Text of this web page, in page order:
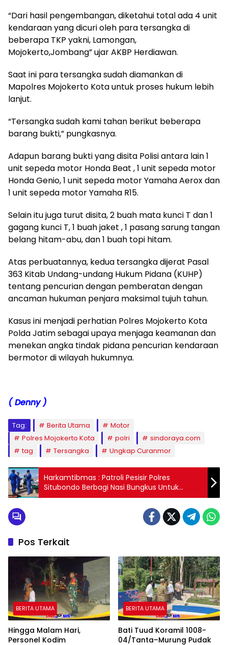
“Dari hasil pengembangan, diketahui total ada 4 unit
kendaraan yang dicuri oleh para tersangka di
beberapa TKP yakni, Lamongan,
Mojokerto,Jombang” ujar AKBP Herdiawan.
Saat ini para tersangka sudah diamankan di
Mapolres Mojokerto Kota untuk proses hukum lebih
lanjut.
“Tersangka sudah kami tahan berikut beberapa
barang bukti,” pungkasnya.
Adapun barang bukti yang disita Polisi antara lain 1
unit sepeda motor Honda Beat , 1 unit sepeda motor
Honda Genio, 1 unit sepeda motor Yamaha Aerox dan
1 unit sepeda motor Yamaha R15.
Selain itu juga turut disita, 2 buah mata kunci T dan 1
gagang kunci T, 1 buah jaket , 1 pasang sarung tangan
belang hitam-abu, dan 1 buah topi hitam.
Atas perbuatannya, kedua tersangka dijerat Pasal
363 Kitab Undang-undang Hukum Pidana (KUHP)
tentang pencurian dengan pemberatan dengan
ancaman hukuman penjara maksimal tujuh tahun.
Kasus ini menjadi perhatian Polres Mojokerto Kota
Polda Jatim sebagai upaya menjaga keamanan dan
menekan angka tindak pidana pencurian kendaraan
bermotor di wilayah hukumnya.
( Denny )
Tag: Berita Utama
Motor
Polres Mojokerto Kota
polri
sindoraya.com
tag
Tersangka Ungkap Curanmor
Harkamtibmas : Patroli Pesisir Polres
Situbondo Berbagi Nasi Bungkus Untuk
Nelayan
Pos Terkait
BERITA UTAMA
Hingga Malam Hari,
Personel Kodim
BERITA UTAMA
Bati Tuud Koramil 1008-
04/Tanta–Murung Pudak